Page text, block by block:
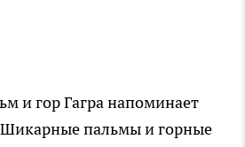
и гор Гагра напоминает
пальмы и горные